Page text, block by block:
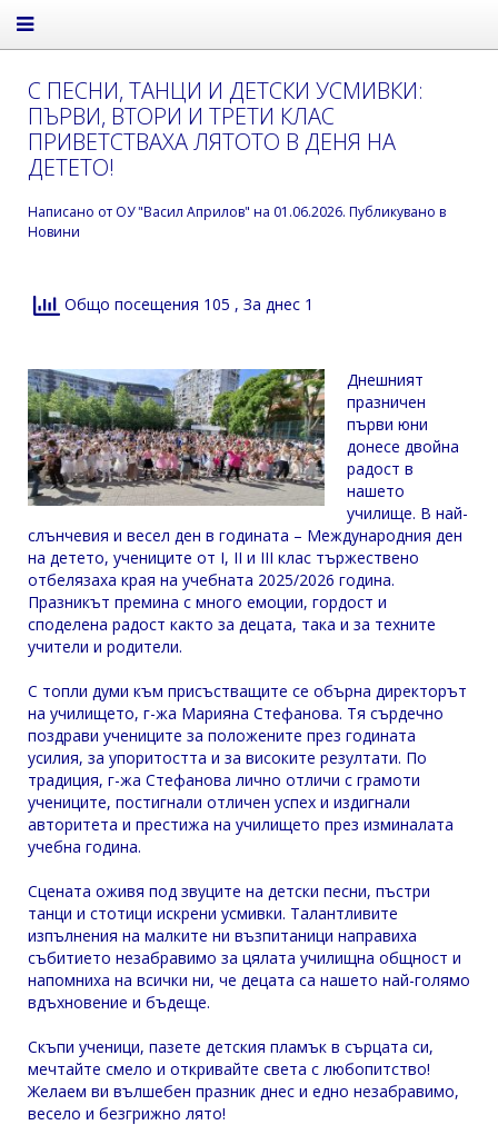
С ПЕСНИ, ТАНЦИ И ДЕТСКИ УСМИВКИ:
ПЪРВИ, ВТОРИ И ТРЕТИ КЛАС
ПРИВЕТСТВАХА ЛЯТОТО В ДЕНЯ НА
ДЕТЕТО!
Написано от ОУ "Васил Априлов" на 01.06.2026. Публикувано в
Новини
Общо посещения 105 , За днес 1
Днешният
празничен
първи юни
донесе двойна
радост в
нашето
училище. В най-
слънчевия и весел ден в годината – Международния ден
на детето, учениците от I, II и III клас тържествено
отбелязаха края на учебната 2025/2026 година.
Празникът премина с много емоции, гордост и
споделена радост както за децата, така и за техните
учители и родители.
С топли думи към присъстващите се обърна директорът
на училището, г-жа Марияна Стефанова. Тя сърдечно
поздрави учениците за положените през годината
усилия, за упоритостта и за високите резултати. По
традиция, г-жа Стефанова лично отличи с грамоти
учениците, постигнали отличен успех и издигнали
авторитета и престижа на училището през изминалата
учебна година.
Сцената оживя под звуците на детски песни, пъстри
танци и стотици искрени усмивки. Талантливите
изпълнения на малките ни възпитаници направиха
събитието незабравимо за цялата училищна общност и
напомниха на всички ни, че децата са нашето най-голямо
вдъхновение и бъдеще.
Скъпи ученици, пазете детския пламък в сърцата си,
мечтайте смело и откривайте света с любопитство!
Желаем ви вълшебен празник днес и едно незабравимо,
весело и безгрижно лято!